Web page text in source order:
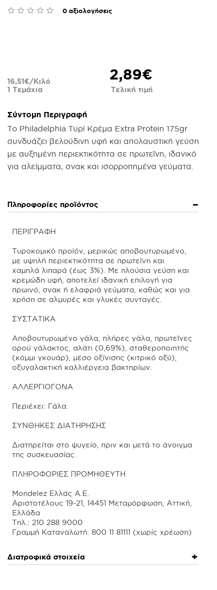
0 αξιολογήσεις
2,89€
Τελική τιμή
16,51€/Κιλό
1 Τεμάχια
Σύντομη Περιγραφή
Το Philadelphia Τυρί Κρέμα Extra Protein 175gr
συνδυάζει βελούδινη υφή και απολαυστική γεύση
με αυξημένη περιεκτικότητα σε πρωτεΐνη, ιδανικό
για αλείμματα, σνακ και ισορροπημένα γεύματα.
Πληροφορίες προϊόντος
ΠΕΡΙΓΡΑΦΗ
Τυροκομικό προϊόν, μερικώς αποβουτυρωμένο,
με υψηλή περιεκτικότητα σε πρωτεΐνη και
χαμηλά λιπαρά (έως 3%). Με πλούσια γεύση και
κρεμώδη υφή, αποτελεί ιδανική επιλογή για
πρωινό, σνακ ή ελαφριά γεύματα, καθώς και για
χρήση σε αλμυρές και γλυκές συνταγές.
ΣΥΣΤΑΤΙΚΑ
Αποβουτυρωμένο γάλα, πλήρες γάλα, πρωτεΐνες
ορού γάλακτος, αλάτι (0,69%), σταθεροποιητής
(κόμμι γκουάρ), μέσο οξίνισης (κιτρικό οξύ),
οξυγαλακτική καλλιέργεια βακτηρίων.
ΑΛΛΕΡΓΙΟΓΟΝΑ
Περιέχει: Γάλα.
ΣΥΝΘΗΚΕΣ ΔΙΑΤΗΡΗΣΗΣ
Διατηρείται στο ψυγείο, πριν και μετά το άνοιγμα
της συσκευασίας.
ΠΛΗΡΟΦΟΡΙΕΣ ΠΡΟΜΗΘΕΥΤΗ
Mondelez Ελλάς Α.Ε.
Αριστοτέλους 19-21, 14451 Μεταμόρφωση, Αττική,
Ελλάδα
Τηλ.: 210 288 9000
Διατροφικά στοιχεία